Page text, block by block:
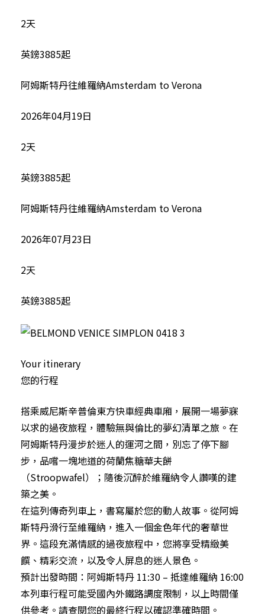
2天
英鎊3885起
阿姆斯特丹往維羅納Amsterdam to Verona
2026年04月19日
2天
英鎊3885起
阿姆斯特丹往維羅納Amsterdam to Verona
2026年07月23日
2天
英鎊3885起
Your itinerary
您的行程
搭乘威尼斯辛普倫東方快車經典車廂，展開一場夢寐
以求的過夜旅程，體驗無與倫比的夢幻清單之旅。在
阿姆斯特丹漫步於迷人的運河之間，別忘了停下腳
步，品嚐一塊地道的荷蘭焦糖華夫餅
（Stroopwafel）；隨後沉醉於維羅納令人讚嘆的建
築之美。
在這列傳奇列車上，書寫屬於您的動人故事。從阿姆
斯特丹滑行至維羅納，進入一個金色年代的奢華世
界。這段充滿情感的過夜旅程中，您將享受精緻美
饌、精彩交流，以及令人屏息的迷人景色。
預計出發時間：阿姆斯特丹 11:30 – 抵達維羅納 16:00
本列車行程可能受國內外鐵路調度限制，以上時間僅
供參考。請查閱您的最終行程以確認準確時間。